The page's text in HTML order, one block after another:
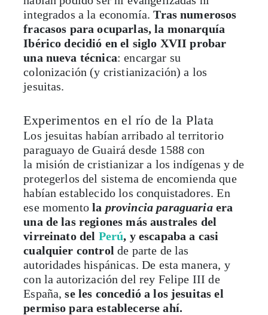
integrados a la economía. Tras numerosos
fracasos para ocuparlas, la monarquía
Ibérico decidió en el siglo XVII probar
una nueva técnica: encargar su
colonización (y cristianización) a los
jesuitas.
Experimentos en el río de la Plata
Los jesuitas habían arribado al territorio
paraguayo de Guairá desde 1588 con
la misión de cristianizar a los indígenas y de
protegerlos del sistema de encomienda que
habían establecido los conquistadores. En
ese momentola provincia paraguariaera
una de las regiones más australes del
virreinato del Perú, y escapaba a casi
cualquier controlde parte de las
autoridades hispánicas. De esta manera, y
con la autorización del rey Felipe III de
España,se les concedió a los jesuitas el
permiso para establecerse ahí.